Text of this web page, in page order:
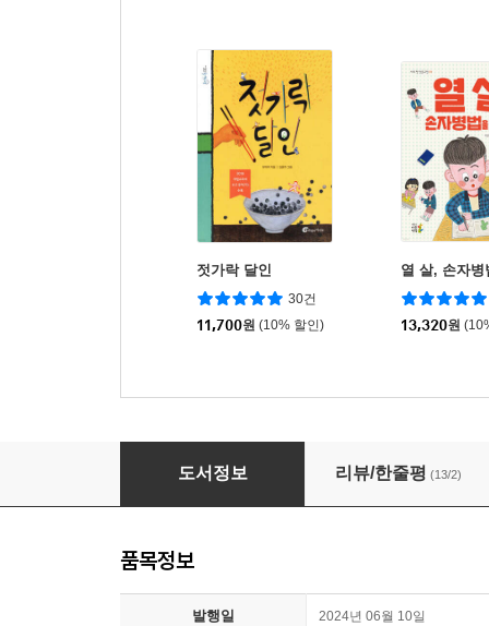
젓가락 달인
30건
11,700원 (10% 할인)
열 살, 손자병
13,320원
열 살, 채근담을 만나다
도서정보 리뷰/한줄평 (13/2)
품목정보
발행일 2024년 06월 10일